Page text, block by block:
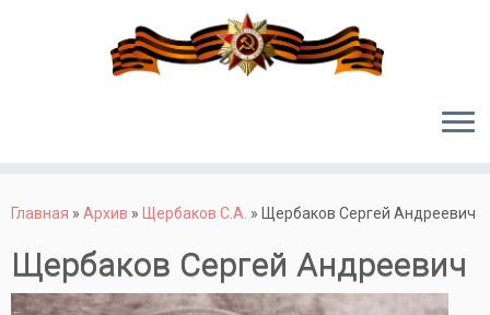
Главная » Архив » Щербаков С.А. » Щербаков Сергей Андреевич
Щербаков Сергей Андреевич